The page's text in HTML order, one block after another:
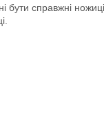
бути справжні